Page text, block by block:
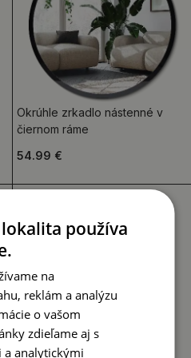
Okrúhle zrkadlo nástenné v
čiernom ráme
54.99 €
používa
na
reklám a analýzu
o vašom
zdieľame aj s
analytickými